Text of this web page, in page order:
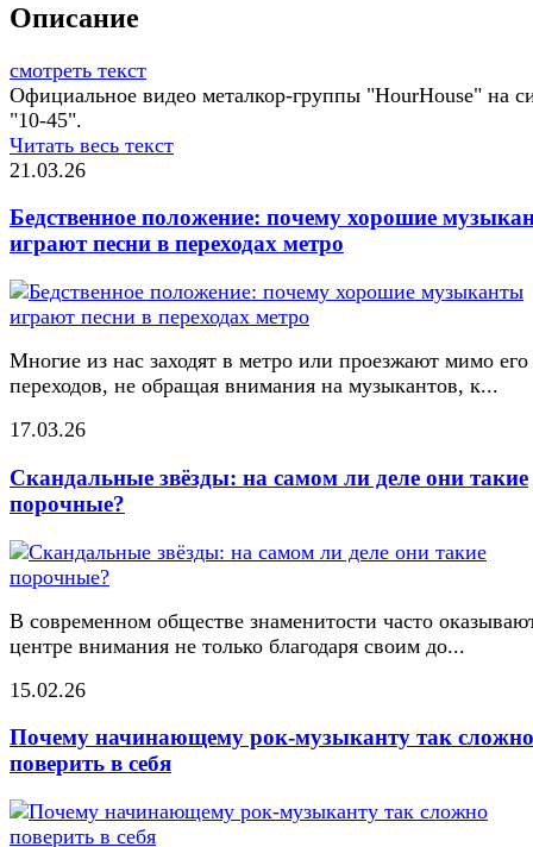
Описание
смотреть текст
Официальное видео металкор-группы "HourHouse" на
"10-45".
Читать весь текст
21.03.26
Бедственное положение: почему хорошие
играют песни в переходах метро
Многие из нас заходят в метро или проезжают мимо его
переходов, не обращая внимания на музыкантов, к...
17.03.26
Скандальные звёзды: на самом ли деле они такие
порочные?
В современном обществе знаменитости часто
центре внимания не только благодаря своим до...
15.02.26
Почему начинающему рок-музыканту так сложно
поверить в себя